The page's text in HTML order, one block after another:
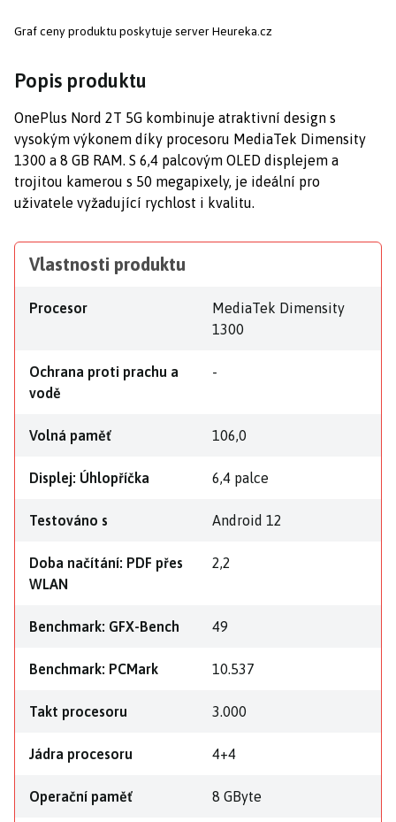
Graf ceny produktu poskytuje server Heureka.cz
Popis produktu
OnePlus Nord 2T 5G kombinuje atraktivní design s
vysokým výkonem díky procesoru MediaTek Dimensity
1300 a 8 GB RAM. S 6,4 palcovým OLED displejem a
trojitou kamerou s 50 megapixely, je ideální pro
uživatele vyžadující rychlost i kvalitu.
Vlastnosti produktu
Procesor
MediaTek Dimensity
1300
Ochrana proti prachu a
vodě
-
Volná paměť 106,0
Displej: Úhlopříčka 6,4 palce
Testováno s Android 12
Doba načítání: PDF přes
WLAN
2,2
Benchmark: GFX-Bench 49
Benchmark: PCMark 10.537
Takt procesoru 3.000
Jádra procesoru 4+4
Operační paměť 8 GByte